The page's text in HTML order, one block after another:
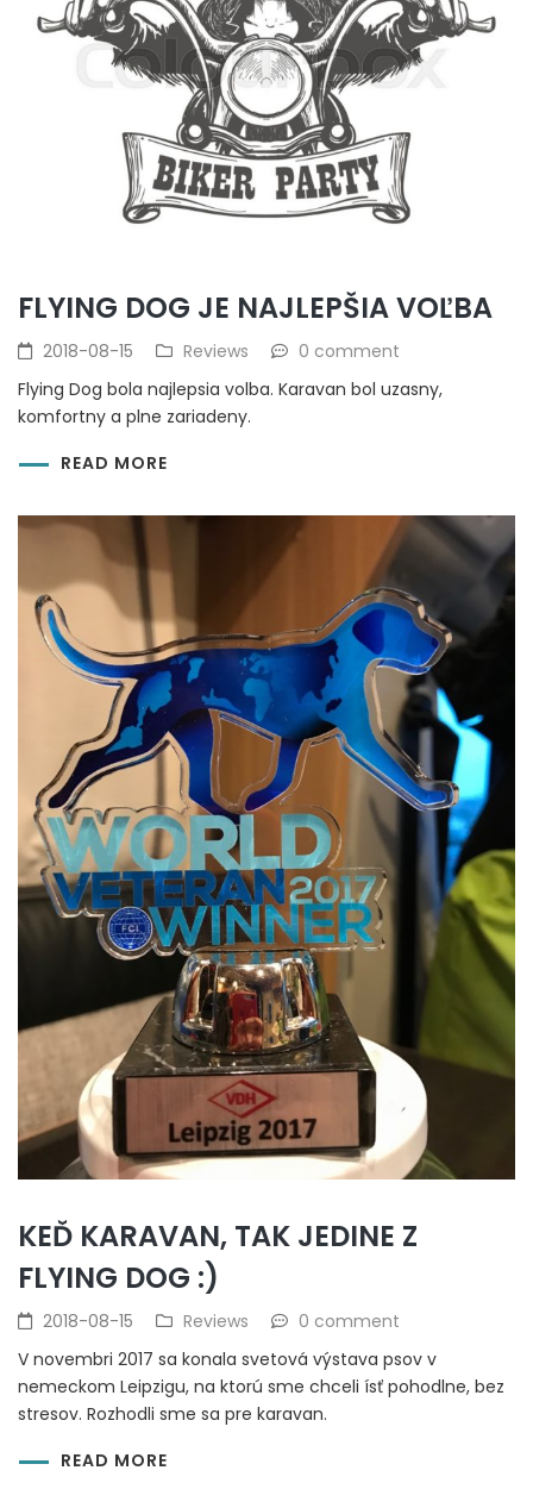
FLYING DOG JE NAJLEPŠIA VOĽBA
2018-08-15 Reviews
0 comment
Flying Dog bola najlepsia volba. Karavan bol uzasny,
komfortny a plne zariadeny.
READ MORE
KEĎ KARAVAN, TAK JEDINE Z
FLYING DOG :)
2018-08-15 Reviews
0 comment
V novembri 2017 sa konala svetová výstava psov v
nemeckom Leipzigu, na ktorú sme chceli ísť pohodlne, bez
stresov. Rozhodli sme sa pre karavan.
READ MORE